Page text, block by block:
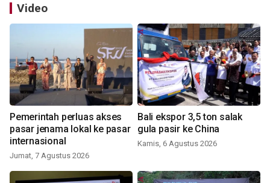
Video
Pemerintah perluas akses
pasar jenama lokal ke pasar
internasional
Jumat, 7 Agustus 2026
Bali ekspor 3,5 ton salak
gula pasir ke China
Kamis, 6 Agustus 2026